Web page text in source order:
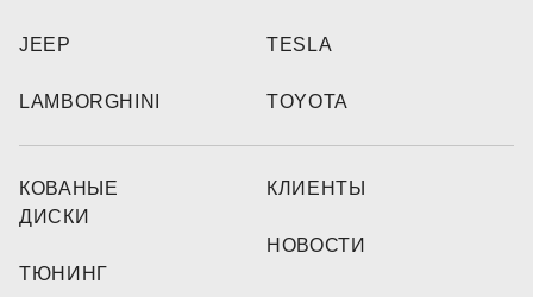
JEEP
LAMBORGHINI
TESLA
TOYOTA
КОВАНЫЕ
ДИСКИ
ТЮНИНГ
КЛИЕНТЫ
НОВОСТИ